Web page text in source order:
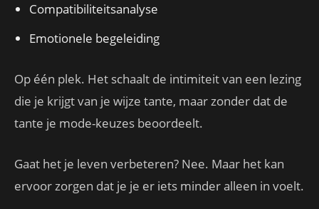
Compatibiliteitsanalyse
Emotionele begeleiding
Op één plek. Het schaalt de intimiteit van een lezing
die je krijgt van je wijze tante, maar zonder dat de
tante je mode-keuzes beoordeelt.
Gaat het je leven verbeteren? Nee. Maar het kan
ervoor zorgen dat je je er iets minder alleen in voelt.